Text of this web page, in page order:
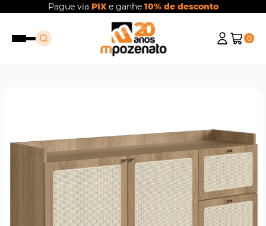
Pague via PIXe ganhe 10% de desconto
0